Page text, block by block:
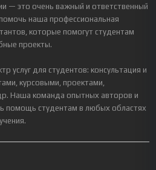
— это очень важный и ответственный
наша профессиональная
которые помогут студентам
проекты.
услуг для студентов: консультация и
курсовыми, проектами,
Наша команда опытных авторов и
помощь студентам в любых областях